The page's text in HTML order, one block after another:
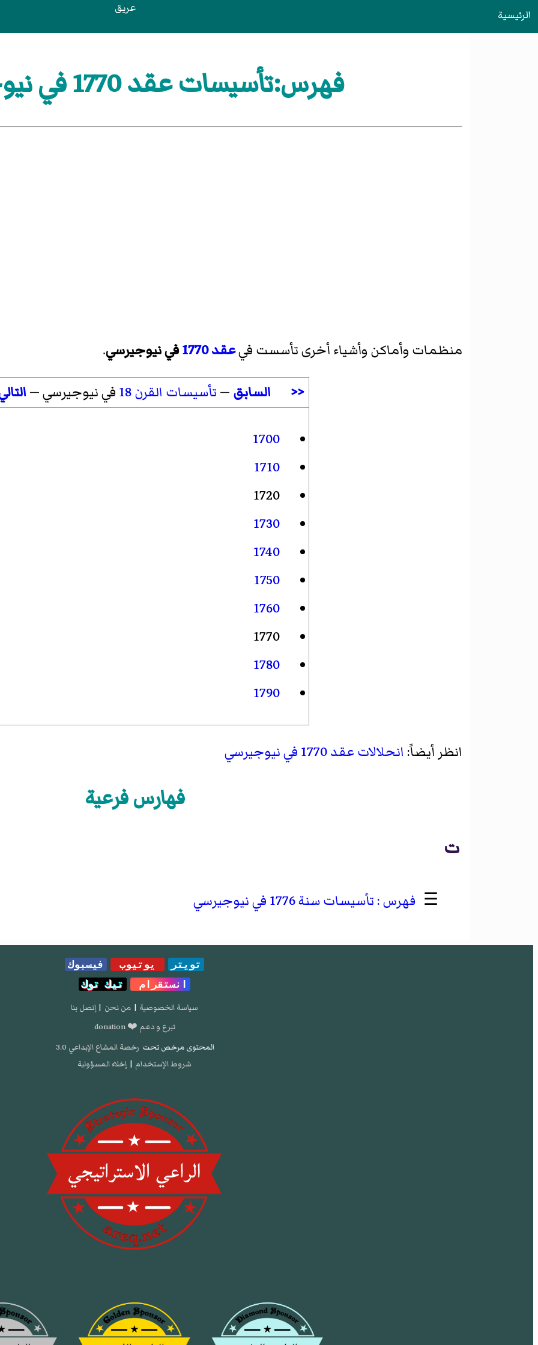
الرئيسية عريق
فهرس:تأسيسات عقد 1770 في نيوجيرسي
منظمات وأماكن وأشياء أخرى تأسست فيعقد 1770 في نيوجيرسي.
<< السابق — تأسيسات القرن 18 في نيوجيرسي —
1700
1710
1720
1730
1740
1750
1760
1770
1780
1790
انظر أيضاً: انحلالات عقد 1770 في نيوجيرسي
فهارس فرعية
ت
☰ تأسيسات سنة 1776 في نيوجيرسي
تويتر يوتيوب
فيسبوك
انستقرام
تيك توك
سياسة الخصوصية | من نحن | إتصل بنا
تبرع و دعم ❤️ donation
المحتوى مرخص تحت رخصة المشاع الإبداعي 3.0
شروط الإستخدام | إخلاء المسؤولية